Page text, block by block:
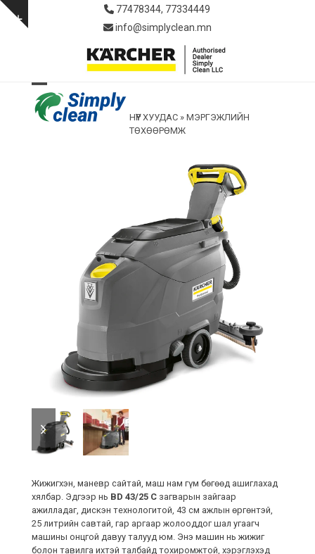
Skip
Show
77478344, 77334449
info@simplyclean.mn
Open
mobile
Close
mobile
НҮҮР ХУУДАС» МЭРГЭЖЛИЙН
ТӨХӨӨРӨМЖ
previous
slide
next
slide
Жижигхэн, маневр сайтай, маш нам гүм бөгөөд ашиглахад
хялбар. Эдгээр нь BD 43/25 Cзагварын зайгаар
ажилладаг, дискэн технологитой, 43 см ажлын өргөнтэй,
25 литрийн савтай, гар аргаар жолооддог шал угаагч
машины онцгой давуу талууд юм. Энэ машин нь жижиг
болон тавилга ихтэй талбайд тохиромжтой, хэрэглэхэд